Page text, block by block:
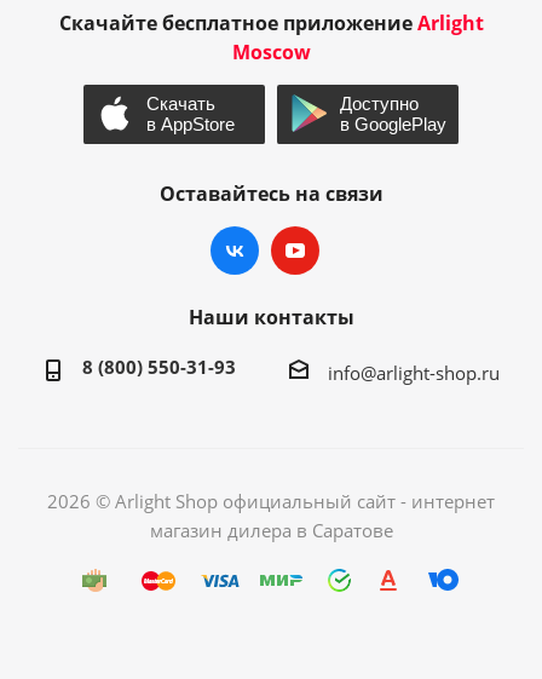
Скачайте бесплатное приложениеArlight
Moscow
Оставайтесь на связи
Наши контакты
8 (800) 550-31-93 info@arlight-shop.ru
2026 © Arlight Shop официальный сайт - интернет
магазин дилера в Саратове